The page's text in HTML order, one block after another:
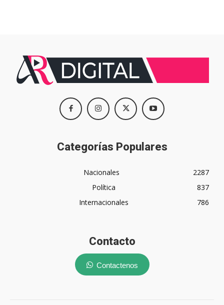
Categorías Populares
Nacionales
2287
Política
837
Internacionales
786
Contacto
Contactenos